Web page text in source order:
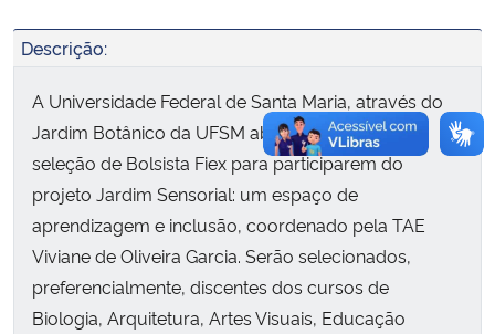
Gabinete de Segurança Institucional
Advocacia-Geral da União
Banco Central do Brasil
Planalto
Descrição:
A Universidade Federal de Santa Maria, através do
Jardim Botânico da UFSM abre este Edital para
seleção de Bolsista Fiex para participarem do
projeto Jardim Sensorial: um espaço de
aprendizagem e inclusão, coordenado pela TAE
Viviane de Oliveira Garcia. Serão selecionados,
preferencialmente, discentes dos cursos de
Biologia, Arquitetura, Artes Visuais, Educação